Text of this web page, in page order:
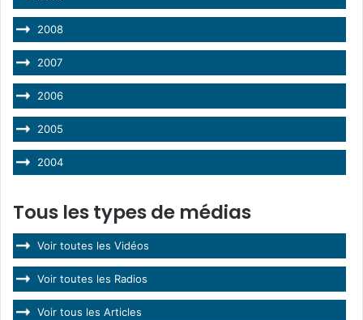
2008
2007
2006
2005
2004
Tous les types de médias
Voir toutes les Vidéos
Voir toutes les Radios
Voir tous les Articles